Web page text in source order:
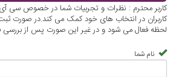
کاربر محترم : نظرات و تجربیات شما در خصوص سی
کاربران در انتخاب های خود کمک می کند.در صورت ثبت
لحظه فعال می شود و در غیر این صورت پس از بررسی
نام شما